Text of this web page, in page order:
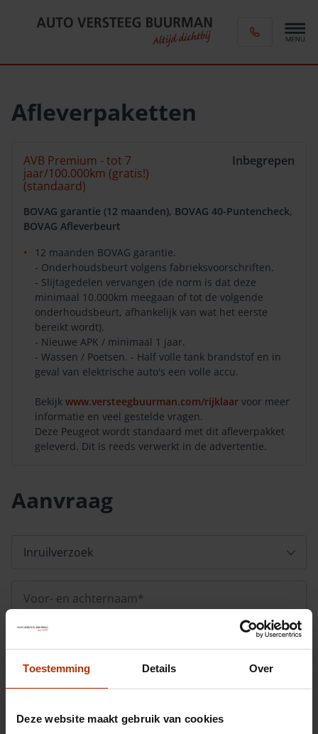
Toestemming Details Over
Deze website maakt gebruik van cookies
Afleverpaketten
AVB Premium - tot 7
jaar/100.000km (gratis!)
(standaard)
Inbegrepen
BOVAG garantie (12 maanden), BOVAG 40-Puntencheck,
BOVAG Afleverbeurt
12 maanden BOVAG garantie.
- Onderhoudsbeurt volgens fabrieksvoorschriften.
- Slijtagedelen vervangen (de norm is dat deze
minimaal 10.000km meegaan of tot de volgende
onderhoudsbeurt, afhankelijk van wat het eerste
bereikt wordt).
- Nieuwe APK / minimaal 1 jaar.
- Wassen / Poetsen. - Half volle tank brandstof en in
geval van elektrische auto's een volle accu.
Bekijk www.versteegbuurman.com/rijklaar voor meer
informatie en veel gestelde vragen.
Deze Peugeot wordt standaard met dit afleverpakket
geleverd. Dit is reeds verwerkt in de advertentie.
Aanvraag